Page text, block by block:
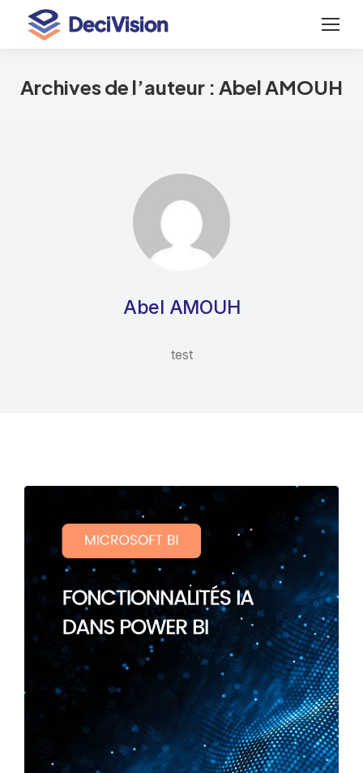
Archives de l’auteur : Abel AMOUH
Abel AMOUH
test